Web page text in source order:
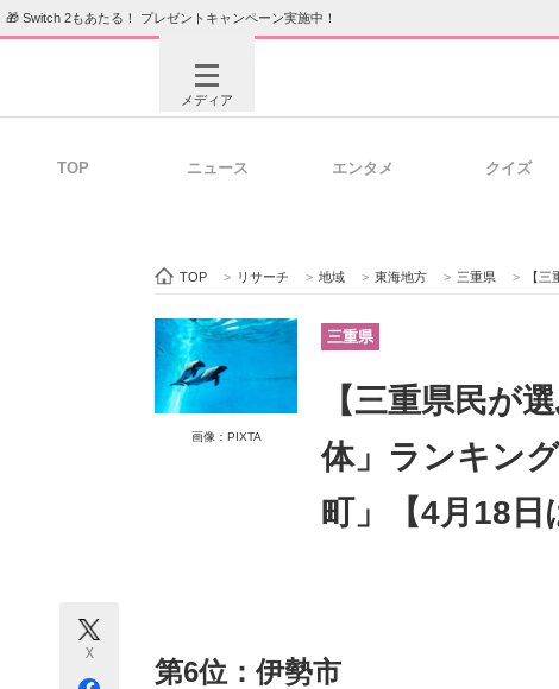
🎁 Switch 2もあたる！ プレゼントキャンペーン実施中！
メディア
ビジネスと働き方のヒント
ITエンジニア向け専門サイト
ちょっと気になるネットの話題
TOP ニュース エンタメ クイズ
TOP > リサーチ > 地域 > 東海地方 > 三重県 > 【三
画像：PIXTA
三重県
【三重県民が
体」ランキン
町」【4月18日
X
第6位：伊勢市